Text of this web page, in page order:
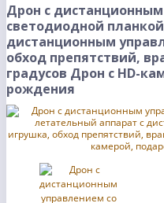
Дрон с
светодиодной
дистанционным
обход препятствий,
градусов Дрон с HD-
рождения